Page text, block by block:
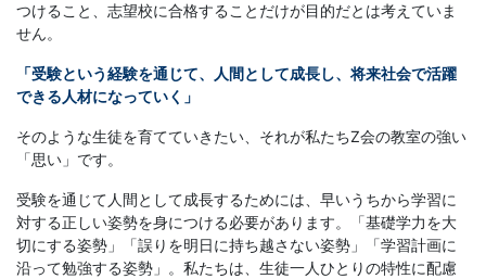
つけること、志望校に合格することだけが目的だとは考えていま
せん。
「受験という経験を通じて、人間として成長し、将来社会で活躍
できる人材になっていく」
そのような生徒を育てていきたい、それが私たちZ会の教室の強い
「思い」です。
受験を通じて人間として成長するためには、早いうちから学習に
対する正しい姿勢を身につける必要があります。「基礎学力を大
切にする姿勢」「誤りを明日に持ち越さない姿勢」「学習計画に
沿って勉強する姿勢」。私たちは、生徒一人ひとりの特性に配慮